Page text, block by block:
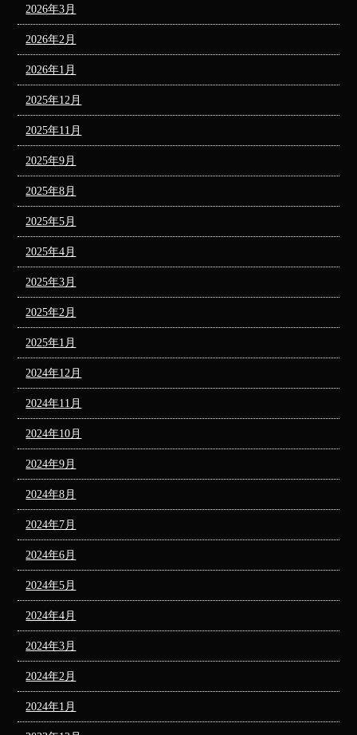
2026年3月
2026年2月
2026年1月
2025年12月
2025年11月
2025年9月
2025年8月
2025年5月
2025年4月
2025年3月
2025年2月
2025年1月
2024年12月
2024年11月
2024年10月
2024年9月
2024年8月
2024年7月
2024年6月
2024年5月
2024年4月
2024年3月
2024年2月
2024年1月